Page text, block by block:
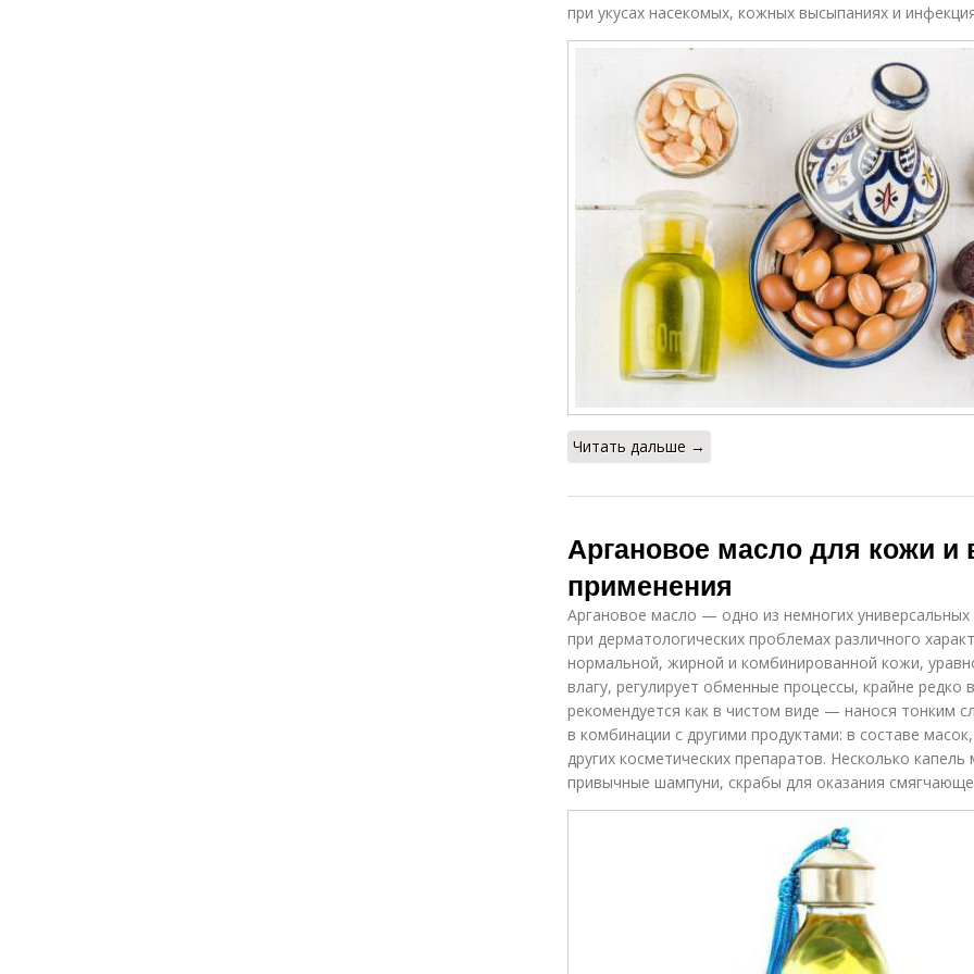
при укусах насекомых, кожных высыпаниях и
Читать дальше →
Аргановое масло для кожи и
применения
Аргановое масло — одно из немногих универсальных
при дерматологических проблемах различного
нормальной, жирной и комбинированной кожи,
влагу, регулирует обменные процессы, крайне
рекомендуется как в чистом виде — нанося тонким
в комбинации с другими продуктами: в составе
других косметических препаратов. Несколько
привычные шампуни, скрабы для оказания